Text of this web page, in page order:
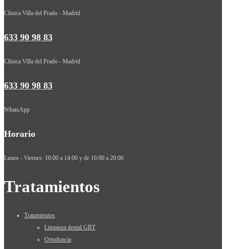
Clínica Villa del Prado - Madrid
633 90 98 83
Clínica Villa del Prado - Madrid
633 90 98 83
WhatsApp
Horario
Lunes - Viernes: 10:00 a 14:00 y de 16:00 a 20:00
Tratamientos
Tratamientos
Limpieza dental GBT
Ortodoncia